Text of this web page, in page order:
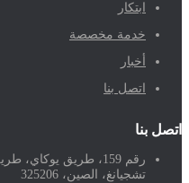
ابتكار
خدمة مخصصة
أخبار
اتصل بنا
اتصل بنا
رقم 159، طريق
تشجيانغ، الصين، 325206